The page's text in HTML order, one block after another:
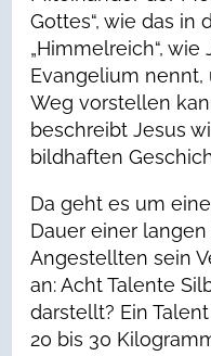
Gottes“, wie das in
„Himmelreich“,
Evangelium
Weg vorstellen
beschreibt Jesus
bildhaften
Da geht es um
Dauer einer
Angestellten sein
an: Acht Talente
darstellt? Ein
20 bis 30